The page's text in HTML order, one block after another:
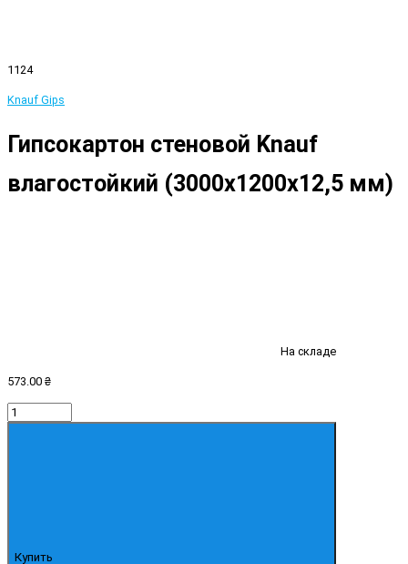
1124
Knauf Gips
Гипсокартон стеновой Knauf
влагостойкий (3000x1200x12,5 мм)
На складе
573.00 ₴
Купить